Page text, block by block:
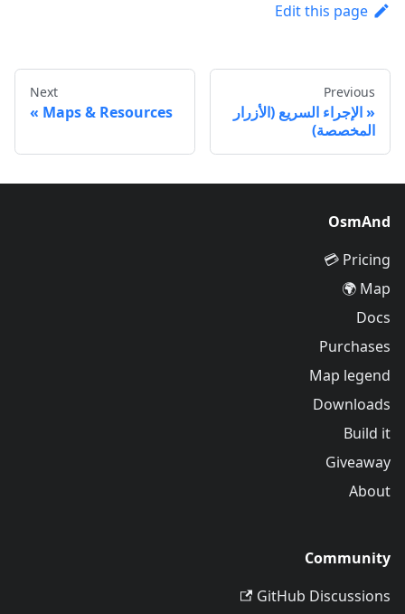
Edit this page
Previous
الإجراء السريع (الأزرار
المخصصة)
Next
Maps & Resources
OsmAnd
Pricing 💳
Map 🌍
Docs
Purchases
Map legend
Downloads
Build it
Giveaway
About
Community
GitHub Discussions